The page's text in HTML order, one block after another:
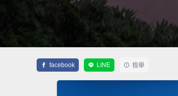
facebook LINE 檢舉